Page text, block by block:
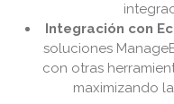
Integración con
soluciones
con otras
maximizando